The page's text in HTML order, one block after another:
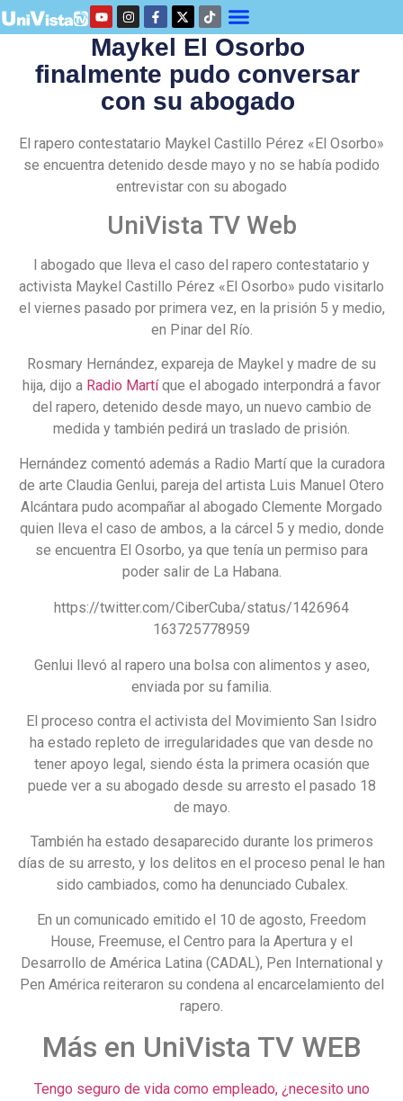
Maykel El Osorbo
finalmente pudo conversar
con su abogado
El rapero contestatario Maykel Castillo Pérez «El Osorbo»
se encuentra detenido desde mayo y no se había podido
entrevistar con su abogado
UniVista TV Web
l abogado que lleva el caso del rapero contestatario y
activista Maykel Castillo Pérez «El Osorbo» pudo visitarlo
el viernes pasado por primera vez, en la prisión 5 y medio,
en Pinar del Río.
Rosmary Hernández, expareja de Maykel y madre de su
hija, dijo a Radio Martíque el abogado interpondrá a favor
del rapero, detenido desde mayo, un nuevo cambio de
medida y también pedirá un traslado de prisión.
Hernández comentó además a Radio Martí que la curadora
de arte Claudia Genlui, pareja del artista Luis Manuel Otero
Alcántara pudo acompañar al abogado Clemente Morgado
quien lleva el caso de ambos, a la cárcel 5 y medio, donde
se encuentra El Osorbo, ya que tenía un permiso para
poder salir de La Habana.
https://twitter.com/CiberCuba/status/1426964
163725778959
Genlui llevó al rapero una bolsa con alimentos y aseo,
enviada por su familia.
El proceso contra el activista del Movimiento San Isidro
ha estado repleto de irregularidades que van desde no
tener apoyo legal, siendo ésta la primera ocasión que
puede ver a su abogado desde su arresto el pasado 18
de mayo.
También ha estado desaparecido durante los primeros
días de su arresto, y los delitos en el proceso penal le han
sido cambiados, como ha denunciado Cubalex.
En un comunicado emitido el 10 de agosto, Freedom
House, Freemuse, el Centro para la Apertura y el
Desarrollo de América Latina (CADAL), Pen International y
Pen América reiteraron su condena al encarcelamiento del
rapero.
Más en UniVista TV WEB
Tengo seguro de vida como empleado, ¿necesito uno